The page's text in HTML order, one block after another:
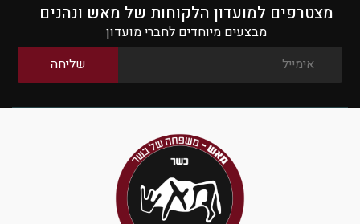
מצטרפים למועדון הלקוחות של מאש ונהנים
מבצעים מיוחדים לחברי מועדון